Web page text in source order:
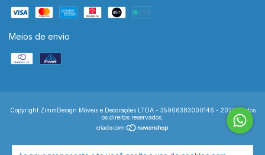
Meios de envio
Copyright ZimmDesign Móveis e Decorações LTDA - 35906383000146 - 2026. Todos
os direitos reservados.